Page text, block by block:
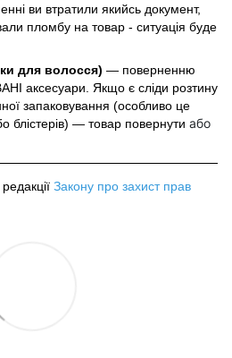
ви втратили якийсь документ,
пломбу на товар - ситуація буде
для волосся) — поверненню
аксесуари. Якщо є сліди розтину
запаковування (особливо це
блістерів) — товар повернути або
Закону про захист прав